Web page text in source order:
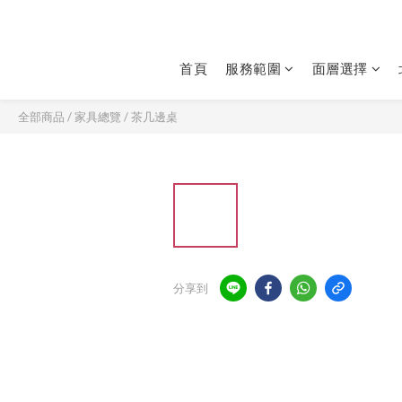
首頁 服務範圍 面層選擇
全部商品 /家具總覽 /茶几邊桌
分享到